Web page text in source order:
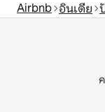
Airbnb อินเดีย